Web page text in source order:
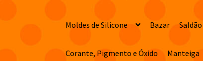
Moldes de Silicone Bazar Saldão
Corante, Pigmento e Óxido Manteiga